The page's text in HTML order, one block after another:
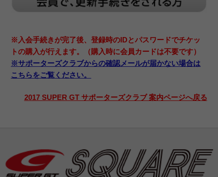
※入会手続きが完了後、登録時のIDとパスワードでチケッ
トの購入が行えます。（購入時に会員カードは不要です）
※サポーターズクラブからの確認メールが届かない場合は
こちらをご覧ください。
2017 SUPER GT サポーターズクラブ 案内ページへ戻る